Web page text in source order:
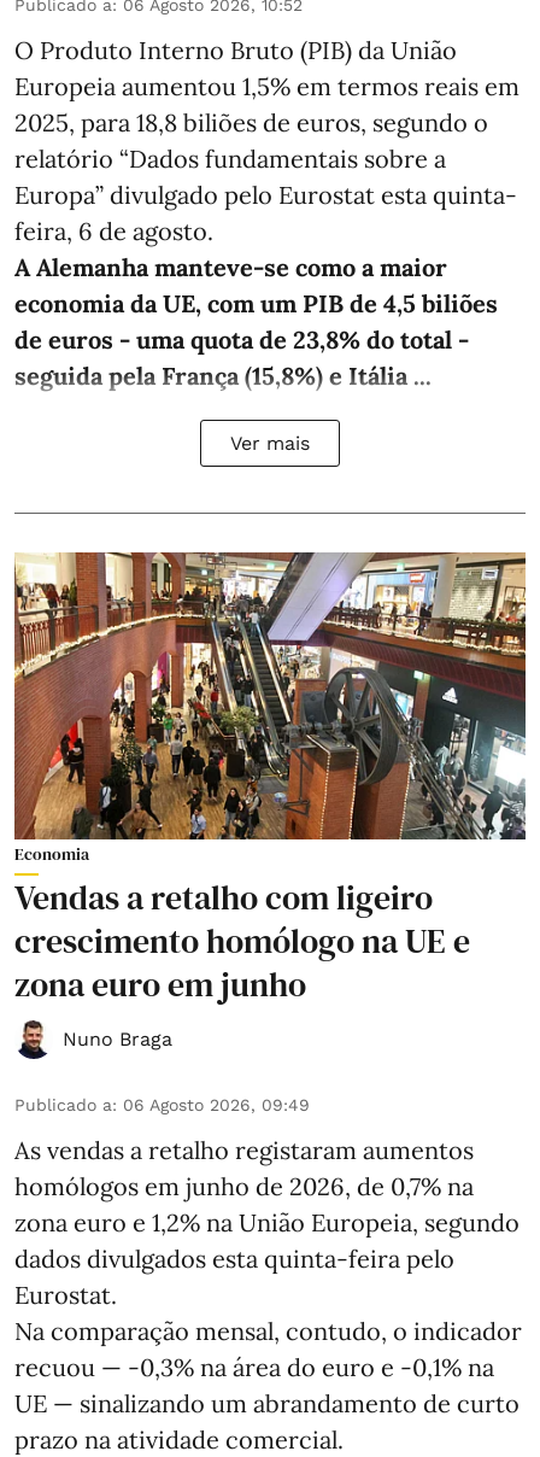
Publicado a: 06 Agosto 2026, 10:52
O Produto Interno Bruto (PIB) da União
Europeia aumentou 1,5% em termos reais em
2025, para 18,8 biliões de euros, segundo o
relatório “Dados fundamentais sobre a
Europa” divulgado pelo Eurostat esta quinta-
feira, 6 de agosto.
A Alemanha manteve‑se como a maior
economia da UE, com um PIB de 4,5 biliões
de euros - uma quota de 23,8% do total -
seguida pela França (15,8%) e Itália ...
Ver mais
Economia
Vendas a retalho com ligeiro
crescimento homólogo na UE e
zona euro em junho
Nuno Braga
Publicado a: 06 Agosto 2026, 09:49
As vendas a retalho registaram aumentos
homólogos em junho de 2026, de 0,7% na
zona euro e 1,2% na União Europeia, segundo
dados divulgados esta quinta-feira pelo
Eurostat.
Na comparação mensal, contudo, o indicador
recuou — -0,3% na área do euro e -0,1% na
UE — sinalizando um abrandamento de curto
prazo na atividade comercial.